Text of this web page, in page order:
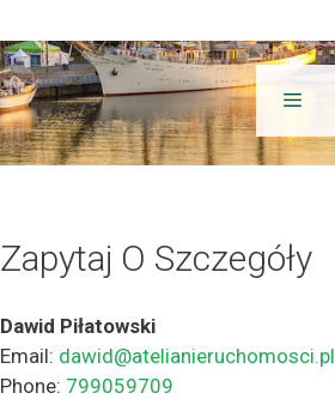
Zapytaj O Szczegóły
Dawid Piłatowski
Email: dawid@atelianieruchomosci.pl
Phone: 799059709